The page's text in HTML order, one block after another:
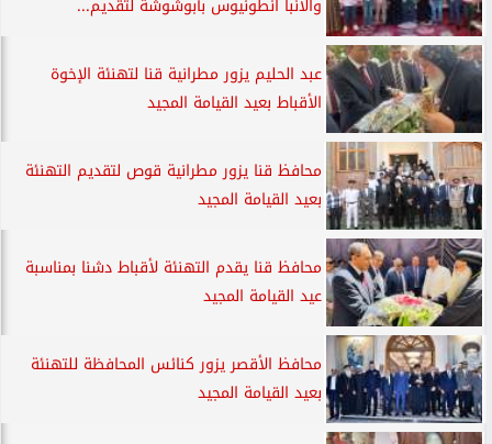
عبد الحليم يزور مطرانية قنا لتهنئة الإخوة
الأقباط بعيد القيامة المجيد
محافظ قنا يزور مطرانية قوص لتقديم التهنئة
بعيد القيامة المجيد
محافظ قنا يقدم التهنئة لأقباط دشنا بمناسبة
عيد القيامة المجيد
محافظ الأقصر يزور كنائس المحافظة للتهنئة
بعيد القيامة المجيد